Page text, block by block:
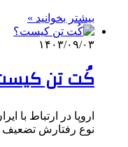
بیشتر بخوانید »
۱۴۰۳/۰۹/۰۳
کُت تن
اروپا در ارتباط با
نوع رفتارش تضعیف